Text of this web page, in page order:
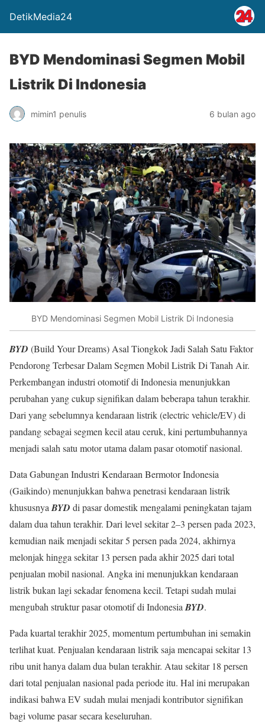
DetikMedia24
BYD Mendominasi Segmen Mobil
Listrik Di Indonesia
mimin1 penulis 6 bulan ago
BYD Mendominasi Segmen Mobil Listrik Di Indonesia
BYD (Build Your Dreams) Asal Tiongkok Jadi Salah Satu Faktor
Pendorong Terbesar Dalam Segmen Mobil Listrik Di Tanah Air.
Perkembangan industri otomotif di Indonesia menunjukkan
perubahan yang cukup signifikan dalam beberapa tahun terakhir.
Dari yang sebelumnya kendaraan listrik (electric vehicle/EV) di
pandang sebagai segmen kecil atau ceruk, kini pertumbuhannya
menjadi salah satu motor utama dalam pasar otomotif nasional.
Data Gabungan Industri Kendaraan Bermotor Indonesia
(Gaikindo) menunjukkan bahwa penetrasi kendaraan listrik
khususnyaBYD di pasar domestik mengalami peningkatan tajam
dalam dua tahun terakhir. Dari level sekitar 2–3 persen pada 2023,
kemudian naik menjadi sekitar 5 persen pada 2024, akhirnya
melonjak hingga sekitar 13 persen pada akhir 2025 dari total
penjualan mobil nasional. Angka ini menunjukkan kendaraan
listrik bukan lagi sekadar fenomena kecil. Tetapi sudah mulai
mengubah struktur pasar otomotif di IndonesiaBYD.
Pada kuartal terakhir 2025, momentum pertumbuhan ini semakin
terlihat kuat. Penjualan kendaraan listrik saja mencapai sekitar 13
ribu unit hanya dalam dua bulan terakhir. Atau sekitar 18 persen
dari total penjualan nasional pada periode itu. Hal ini merupakan
indikasi bahwa EV sudah mulai menjadi kontributor signifikan
bagi volume pasar secara keseluruhan.